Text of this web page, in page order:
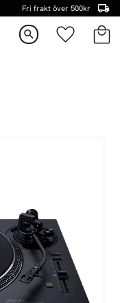
Fri frakt över 500kr
search Favoriter